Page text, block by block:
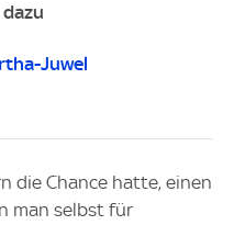
Juwel
die Chance hatte, einen
man selbst für